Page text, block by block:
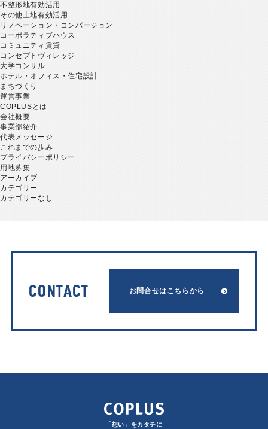
不整形地有効活用
その他土地有効活用
リノベーション・コンバージョン
コーポラティブハウス
コミュニティ賃貸
コンセプトヴィレッジ
大学コンサル
ホテル・オフィス・住宅設計
まちづくり
運営事業
COPLUSとは
会社概要
事業部紹介
代表メッセージ
これまでの歩み
プライバシーポリシー
用地募集
アーカイブ
カテゴリー
カテゴリーなし
CONTACT お問合せはこちらから
「想い」をカタチに